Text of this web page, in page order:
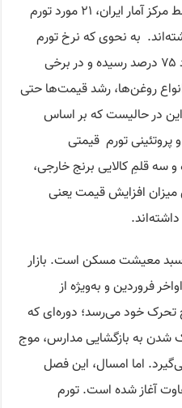
در میان اقلام خوراکی اعلامی توسط مرکز آمار ایران، ۲۱ مورد تورم
نقطه معادل ۵۰ تا ۱۰۰داشته‌اند. به نحوی که نرخ تورم
سالانه در گروه خوراکی‌ها به حدود ۷۵ درصد رسیده و در برخی
روغن‌ها، رشد قیمت‌ها حتی
است. این در حالیست که بر اساس
پروتئینی تورم قیمتی
شده و سه قلمِ کالایی برنج خارجی،
افزایش قیمت یعنی
سبد معیشت مسکن است. بازار
فروردین و به‌ویژه از
تحرک خود می‌رسد؛ دوره‌ای که
شدن به بازگشایی مدارس، موج
اما امسال، این فصل
آغاز شده است. تورم